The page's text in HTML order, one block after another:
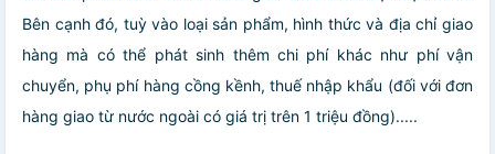
Bên cạnh đó, tuỳ vào loại sản phẩm, hình thức và địa chỉ giao
hàng mà có thể phát sinh thêm chi phí khác như phí vận
chuyển, phụ phí hàng cồng kềnh, thuế nhập khẩu (đối với đơn
hàng giao từ nước ngoài có giá trị trên 1 triệu đồng).....